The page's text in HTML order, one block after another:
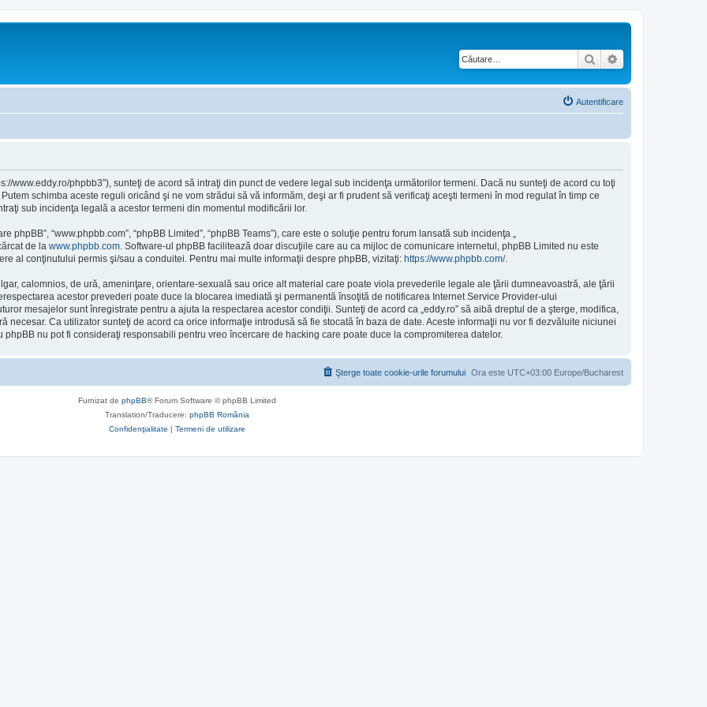
Căutare
Autentificare
www.eddy.ro/phpbb3”), sunteţi de acord să intraţi din punct de vedere legal sub incidenţa următorilor termeni. Dacă nu sunteţi de acord cu toţi
schimba aceste reguli oricând şi ne vom strădui să vă informăm, deşi ar fi prudent să verificaţi aceşti termeni în mod regulat în timp ce
sub incidenţa legală a acestor termeni din momentul modificării lor.
phpBB”, “www.phpbb.com”, “phpBB Limited”, “phpBB Teams”), care este o soluţie pentru forum lansată sub incidenţa „
de la www.phpbb.com . Software-ul phpBB facilitează doar discuţiile care au ca mijloc de comunicare internetul, phpBB Limited nu este
al conţinutului permis şi/sau a conduitei. Pentru mai multe informaţii despre phpBB, vizitaţi: https://www.phpbb.com/.
calomnios, de ură, ameninţare, orientare-sexuală sau orice alt material care poate viola prevederile legale ale ţării dumneavoastră, ale ţării
acestor prevederi poate duce la blocarea imediată şi permanentă însoţită de notificarea Internet Service Provider-ului
mesajelor sunt înregistrate pentru a ajuta la respectarea acestor condiţii. Sunteţi de acord ca „eddy.ro” să aibă dreptul de a şterge, modifica,
necesar. Ca utilizator sunteţi de acord ca orice informaţie introdusă să fie stocată în baza de date. Aceste informaţii nu vor fi dezvăluite niciunei
phpBB nu pot fi consideraţi responsabili pentru vreo încercare de hacking care poate duce la compromiterea datelor.
Ora este UTC+03:00 Europe/Bucharest
Şterge toate cookie-urile forumului
Furnizat de phpBB® Forum Software © phpBB Limited
Translation/Traducere: phpBB România
Confidenţialitate | Termeni de utilizare